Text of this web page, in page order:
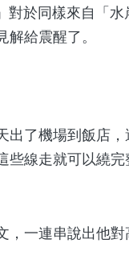
於同樣來自「水
給震醒了。
了機場到飯店，
些線走就可以繞
一連串說出他對